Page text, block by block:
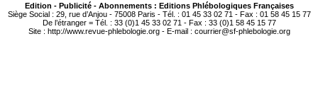
Edition - Publicité - Abonnements : Editions Phlébologiques Françaises
Siège Social : 29, rue d’Anjou - 75008 Paris - Tél. : 01 45 33 02 71 - Fax : 01 58 45 15 77
De l’étranger = Tél. : 33 (0)1 45 33 02 71 - Fax : 33 (0)1 58 45 15 77
Site : http://www.revue-phlebologie.org - E-mail : courrier@sf-phlebologie.org